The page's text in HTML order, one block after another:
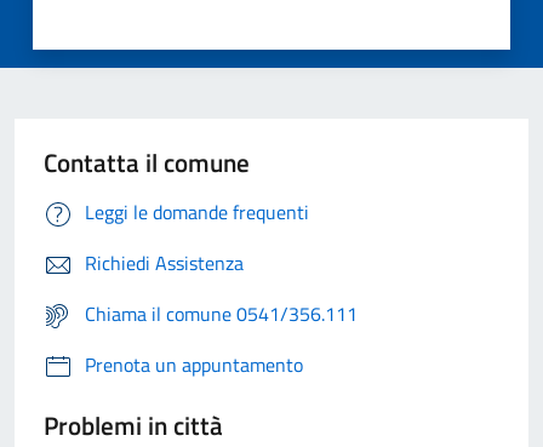
Contatta il comune
Leggi le domande frequenti
Richiedi Assistenza
Chiama il comune 0541/356.111
Prenota un appuntamento
Problemi in città